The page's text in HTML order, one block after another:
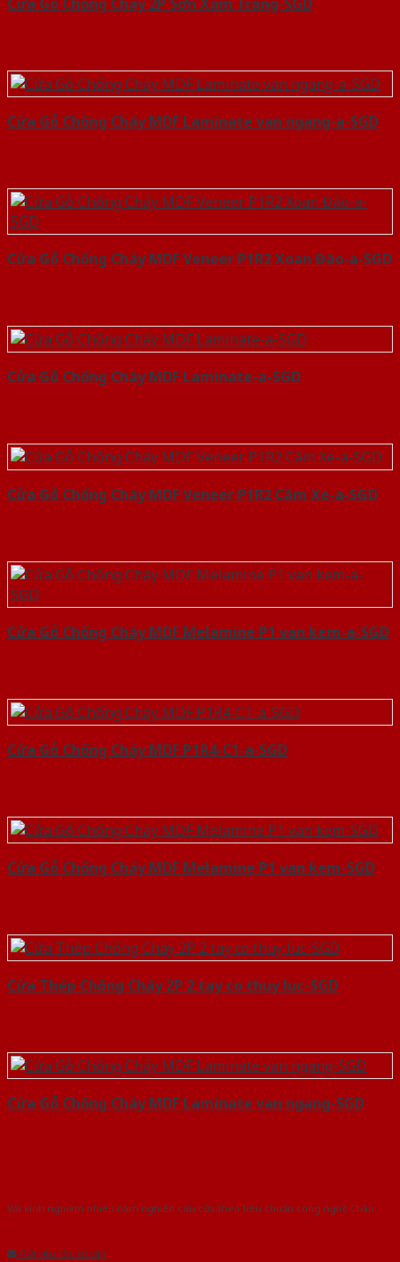
Cửa Gỗ Chống Cháy MDF Laminate van ngang-a-SGD
Cửa Gỗ Chống Cháy MDF Veneer P1R2 Xoan Đào-a-SGD
Cửa Gỗ Chống Cháy MDF Laminate-a-SGD
Cửa Gỗ Chống Cháy MDF Veneer P1R2 Căm Xe-a-SGD
Cửa Gỗ Chống Cháy MDF Melamine P1 van kem-a-SGD
Cửa Gỗ Chống Cháy MDF P1R4-C1-a-SGD
Cửa Gỗ Chống Cháy MDF Melamine P1 van kem-SGD
Cửa Thép Chống Cháy 2P 2 tay co thuy luc-SGD
Cửa Gỗ Chống Cháy MDF Laminate van ngang-SGD
Với kinh nghiệm nhiêu năm nghiên cứu cửa theo tiêu chuẩn công nghệ Châu
Gửi yêu cầu tư vấn